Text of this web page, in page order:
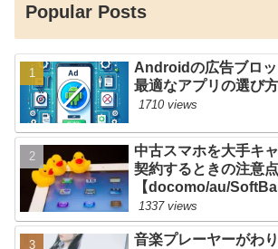
Popular Posts
Androidの広告ブロ
最適なアプリの選び
1710 views
中古スマホを大手キ
契約するときの注意
【docomo/au/
1337 views
音楽プレーヤーがわ